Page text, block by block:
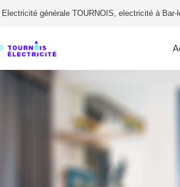
Electricité générale TOURNOIS, electricité à Bar-